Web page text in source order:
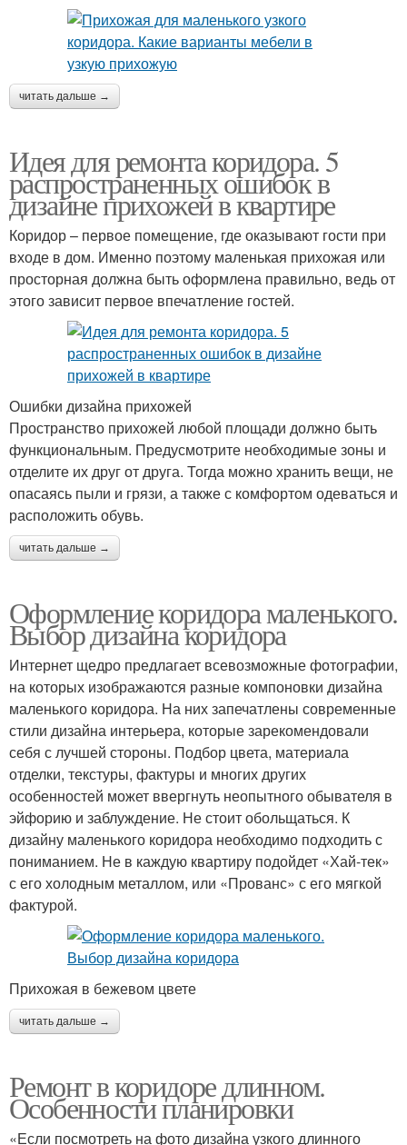
читать дальше →
Идея для ремонта коридора. 5
распространенных ошибок в
дизайне прихожей в квартире
Коридор – первое помещение, где оказывают гости при
входе в дом. Именно поэтому маленькая прихожая или
просторная должна быть оформлена правильно, ведь от
этого зависит первое впечатление гостей.
Ошибки дизайна прихожей
Пространство прихожей любой площади должно быть
функциональным. Предусмотрите необходимые зоны и
отделите их друг от друга. Тогда можно хранить вещи, не
опасаясь пыли и грязи, а также с комфортом одеваться и
расположить обувь.
читать дальше →
Оформление коридора маленького.
Выбор дизайна коридора
Интернет щедро предлагает всевозможные фотографии,
на которых изображаются разные компоновки дизайна
маленького коридора. На них запечатлены современные
стили дизайна интерьера, которые зарекомендовали
себя с лучшей стороны. Подбор цвета, материала
отделки, текстуры, фактуры и многих других
особенностей может ввергнуть неопытного обывателя в
эйфорию и заблуждение. Не стоит обольщаться. К
дизайну маленького коридора необходимо подходить с
пониманием. Не в каждую квартиру подойдет «Хай-тек»
с его холодным металлом, или «Прованс» с его мягкой
фактурой.
Прихожая в бежевом цвете
читать дальше →
Ремонт в коридоре длинном.
Особенности планировки
«Если посмотреть на фото дизайна узкого длинного